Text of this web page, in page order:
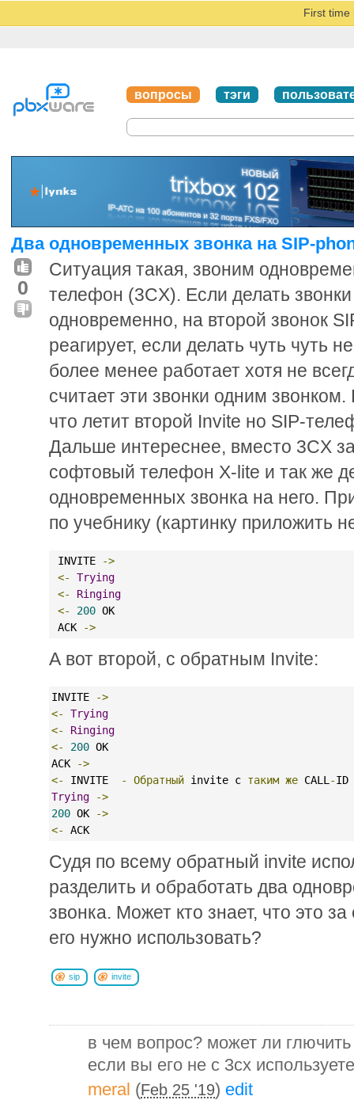
First time
вопросы тэги
Два одновременных звонка на SIP-
0
Ситуация такая, звоним
телефон (3CX). Если делать звонки
одновременно, на второй звонок
реагирует, если делать чуть чуть
более менее работает хотя не
считает эти звонки одним
что летит второй Invite но SIP-
Дальше интереснее, вместо 3CX
софтовый телефон X-lite и так же
одновременных звонка на него.
по учебнику (картинку приложить
INVITE
->
<-
Trying
<-
Ringing
<-
200 OK
ACK
->
А вот второй, с обратным Invite:
INVITE
->
<-
Trying
<-
Ringing
<-
200 OK
ACK
->
<-
INVITE - Обратный invite c таким же CALL -ID
Trying
->
200 OK
->
<-
ACK
Судя по всему обратный invite
разделить и обработать два
звонка. Может кто знает, что это
его нужно использовать?
sip invite
в чем вопрос? может ли
если вы его не с 3cx
meral (Feb 25 '19) edit